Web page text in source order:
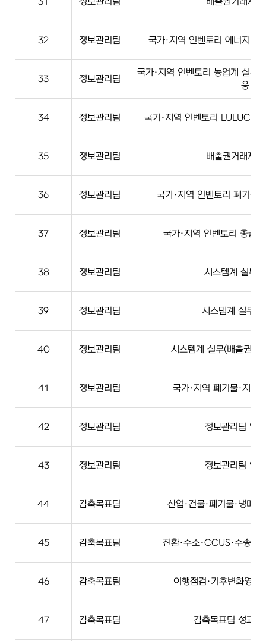
32 정보관리팀 국가·지역 인벤토리 에너지·산
33 정보관리팀
국가·지역 인벤토리 농업계 실무
응
34 정보관리팀 국가·지역 인벤토리 LULUCF·
35 정보관리팀 배출권거래제
36 정보관리팀 국가·지역 인벤토리 폐기물
37 정보관리팀 국가·지역 인벤토리 총괄
38 정보관리팀 시스템계 실무
39 정보관리팀 시스템계 실무
40 정보관리팀 시스템계 실무(배출권 위
41 정보관리팀 국가·지역 폐기물·지역
42 정보관리팀 정보관리팀 업
43 정보관리팀 정보관리팀 업
44 감축목표팀 산업·건물·폐기물·냉매·
45 감축목표팀 전환·수소·CCUS·수송·
46 감축목표팀 이행점검·기후변화영향
47 감축목표팀 감축목표팀 성과·